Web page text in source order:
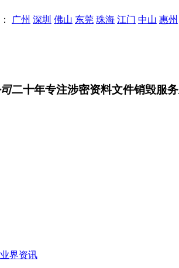
广州 深圳 佛山 东莞 珠海 江门 中山 惠州
二十年专注涉密资料文件销毁服务
业界资讯